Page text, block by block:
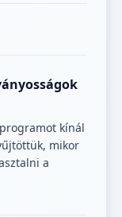
kínál
mikor
a